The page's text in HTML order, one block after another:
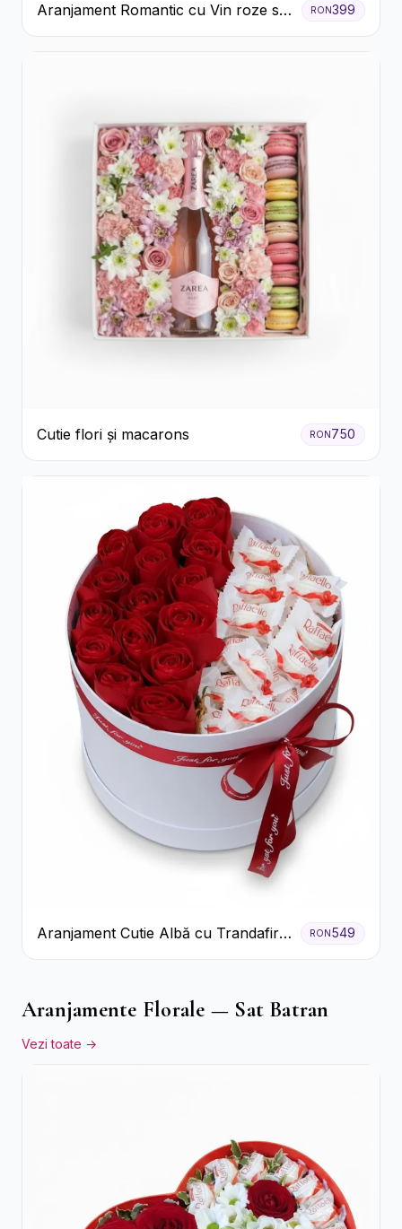
Aranjament Romantic cu Vin roze si
Flori pastel
RON399
Cutie flori și macarons RON750
Aranjament Cutie Albă cu Trandafiri
Roșii și Raffaello
RON549
Aranjamente Florale — Sat Batran
Vezi toate →